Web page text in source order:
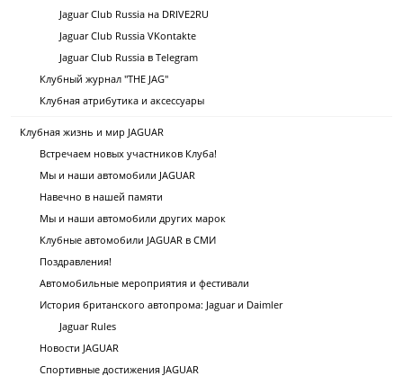
Jaguar Club Russia на DRIVE2RU
Jaguar Club Russia VKontakte
Jaguar Club Russia в Telegram
Клубный журнал "THE JAG"
Клубная атрибутика и аксессуары
Клубная жизнь и мир JAGUAR
Встречаем новых участников Клуба!
Мы и наши автомобили JAGUAR
Навечно в нашей памяти
Мы и наши автомобили других марок
Клубные автомобили JAGUAR в СМИ
Поздравления!
Автомобильные мероприятия и фестивали
История британского автопрома: Jaguar и Daimler
Jaguar Rules
Новости JAGUAR
Спортивные достижения JAGUAR